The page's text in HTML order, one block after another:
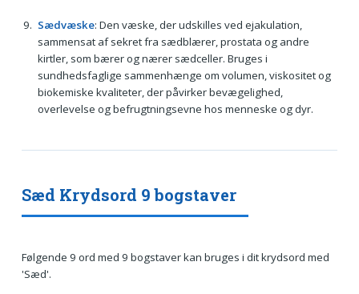
Sædvæske: Den væske, der udskilles ved ejakulation,
sammensat af sekret fra sædblærer, prostata og andre
kirtler, som bærer og nærer sædceller. Bruges i
sundhedsfaglige sammenhænge om volumen, viskositet og
biokemiske kvaliteter, der påvirker bevægelighed,
overlevelse og befrugtningsevne hos menneske og dyr.
Sæd Krydsord 9 bogstaver
Følgende 9 ord med 9 bogstaver kan bruges i dit krydsord med
'Sæd'.